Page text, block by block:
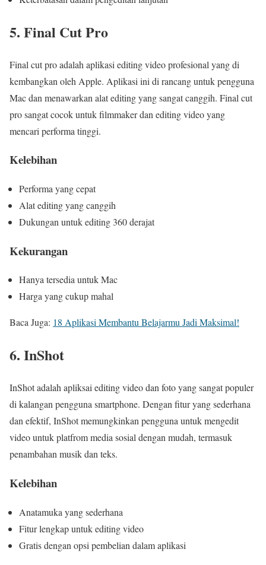
5. Final Cut Pro
Final cut pro adalah aplikasi editing video profesional yang di
kembangkan oleh Apple. Aplikasi ini di rancang untuk pengguna
Mac dan menawarkan alat editing yang sangat canggih. Final cut
pro sangat cocok untuk filmmaker dan editing video yang
mencari performa tinggi.
Kelebihan
Performa yang cepat
Alat editing yang canggih
Dukungan untuk editing 360 derajat
Kekurangan
Hanya tersedia untuk Mac
Harga yang cukup mahal
Baca Juga: 18 Aplikasi Membantu Belajarmu Jadi Maksimal!
6. InShot
InShot adalah apliksai editing video dan foto yang sangat populer
di kalangan pengguna smartphone. Dengan fitur yang sederhana
dan efektif, InShot memungkinkan pengguna untuk mengedit
video untuk platfrom media sosial dengan mudah, termasuk
penambahan musik dan teks.
Kelebihan
Anatamuka yang sederhana
Fitur lengkap untuk editing video
Gratis dengan opsi pembelian dalam aplikasi